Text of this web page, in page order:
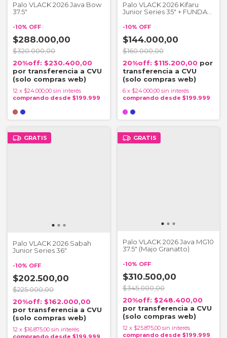
Palo VLACK 2026 Java Bow
37.5"
-10% OFF
$288.000,00
$320.000,00
$230.400,00
12 x $24.000,00 sin interés
Palo VLACK 2026 Kifaru
Junior Series 35" + FUNDA
-10% OFF
$144.000,00
$160.000,00
$115.200,00
6 x $24.000,00 sin interés
GRATIS
Palo VLACK 2026 Sabah
Junior Series 36"
-10% OFF
$202.500,00
$225.000,00
$162.000,00
12 x $16.875,00 sin interés
GRATIS
Palo VLACK 2026 Java MG10
37.5" (Majo Granatto)
-10% OFF
$310.500,00
$345.000,00
$248.400,00
12 x $25.875,00 sin interés